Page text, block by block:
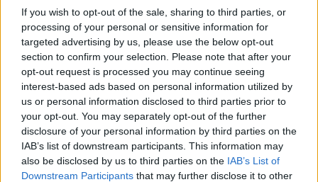
If you wish to opt-out of the sale, sharing to third parties, or
processing of your personal or sensitive information for
targeted advertising by us, please use the below opt-out
section to confirm your selection. Please note that after your
opt-out request is processed you may continue seeing
interest-based ads based on personal information utilized by
us or personal information disclosed to third parties prior to
your opt-out. You may separately opt-out of the further
disclosure of your personal information by third parties on the
IAB’s list of downstream participants. This information may
also be disclosed by us to third parties on the IAB’s List of
Downstream Participants that may further disclose it to other
gefällt
Liebe(r) Forum-Leser/in,
wenn Du in diesem Forum aktiv an den
Gesprächen teilnehmen oder eigene Themen
starten möchtest, musst Du Dich bitte zunächst im
Spiel einloggen. Falls Du noch keinen Spielaccount
besitzt, bitte registriere Dich neu. Wir freuen uns
auf Deinen nächsten Besuch in unserem Forum!
„Zum Spiel“